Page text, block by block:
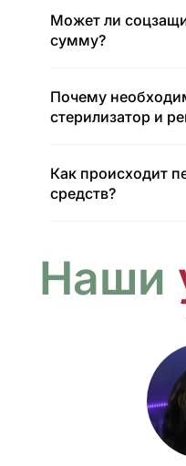
Может ли
сумму?
Почему
стерилизатор и
Как происходит
средств?
Наши